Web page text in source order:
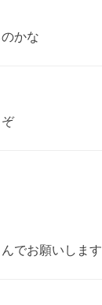
かな
でお願いします